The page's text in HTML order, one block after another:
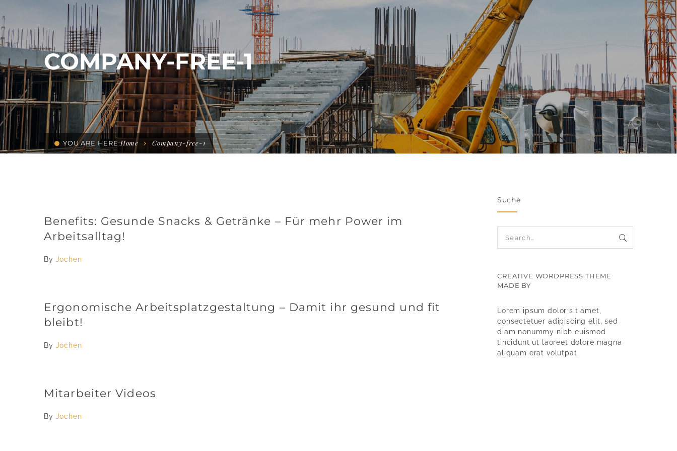
COMPANY-FREE-1
YOU ARE HERE:Home Company-free-1
Benefits: Gesunde Snacks & Getränke – Für mehr Power im
Arbeitsalltag!
By Jochen
Ergonomische Arbeitsplatzgestaltung – Damit ihr gesund und fit
bleibt!
By Jochen
Mitarbeiter Videos
By Jochen
Suche
CREATIVE WORDPRESS THEME
MADE BY
Lorem ipsum dolor sit amet,
consectetuer adipiscing elit, sed
diam nonummy nibh euismod
tincidunt ut laoreet dolore magna
aliquam erat volutpat.